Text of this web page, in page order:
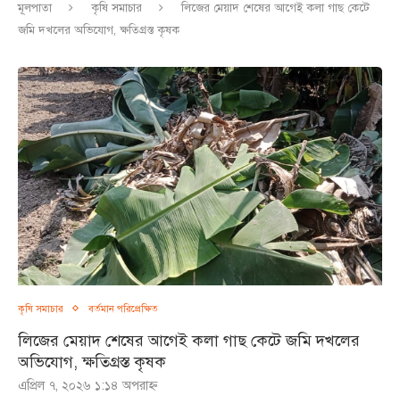
মূলপাতা কৃষি সমাচার
লিজের মেয়াদ শেষের আগেই কলা গাছ কেটে
জমি দখলের অভিযোগ, ক্ষতিগ্রস্ত কৃষক
কৃষি সমাচার বর্তমান পরিপ্রেক্ষিত
লিজের মেয়াদ শেষের আগেই কলা গাছ কেটে জমি দখলের
অভিযোগ, ক্ষতিগ্রস্ত কৃষক
এপ্রিল ৭, ২০২৬ ১:১৪ অপরাহ্ণ